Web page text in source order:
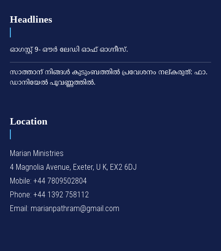
Headlines
ഓഗസ്റ്റ് 9- ഔര്‍ ലേഡി ഓഫ് ഓഗ്നീസ്.
സാത്താന് നിങ്ങള്‍ കുടുംബത്തില്‍ പ്രവേശനം നല്കരുത്: ഫാ.
ഡാനിയേല്‍ പൂവണ്ണത്തില്‍.
Location
Marian Ministries
4 Magnolia Avenue, Exeter, U K, EX2 6DJ
Mobile: +44 7809502804
Phone: +44 1392 758112
Email: marianpathram@gmail.com